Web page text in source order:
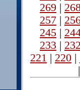
269 |
257 |
245 |
233 |
221 | 220 |